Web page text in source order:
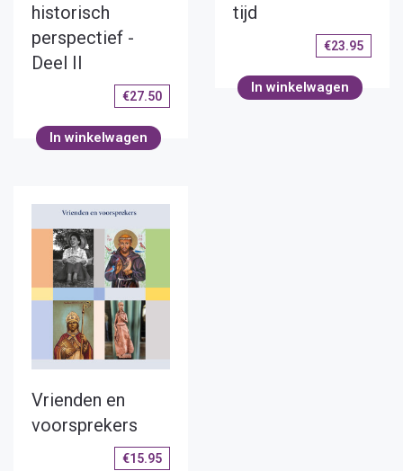
historisch
perspectief -
Deel II
€27.50
In winkelwagen
tijd
€23.95
In winkelwagen
Vrienden en
voorsprekers
€15.95